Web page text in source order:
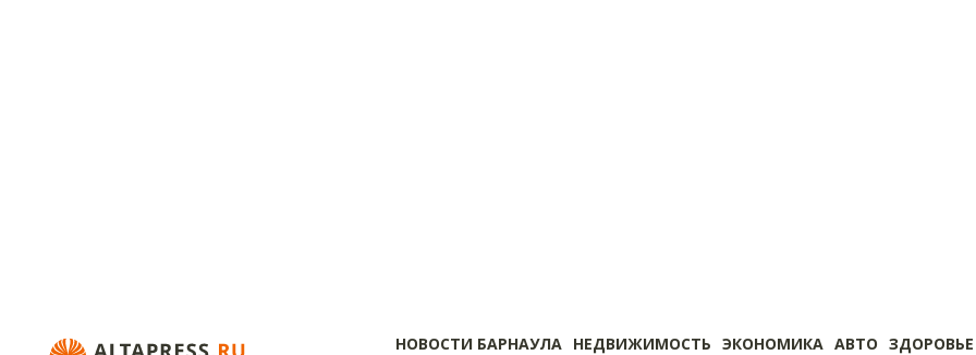
НОВОСТИ БАРНАУЛА НЕДВИЖИМОСТЬ ЭКОНОМИКА АВТО ЗДОРОВЬЕ